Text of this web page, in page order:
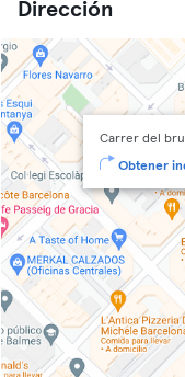
Dirección
Carrer del
Obtener